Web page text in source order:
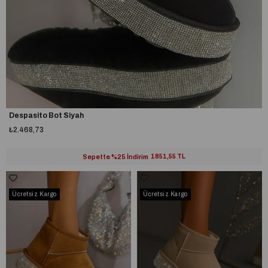
Despasito Bot Siyah
₺2.468,73
Sepette %25 İndirim 1851,55 TL
Ücretsiz Kargo Ücretsiz Kargo